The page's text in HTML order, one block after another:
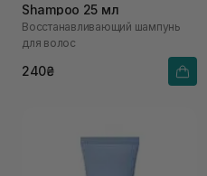
Shampoo 25 мл
Восстанавливающий шампунь
для волос
240₴